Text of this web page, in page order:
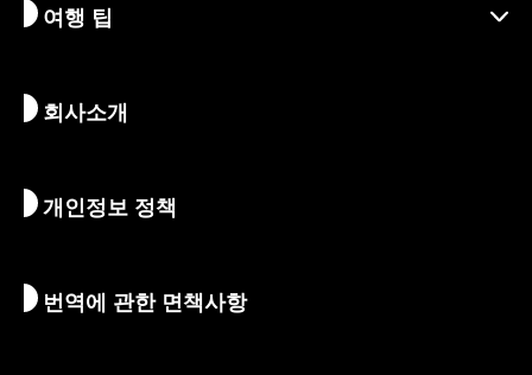
지속가능한 관광
액티비티
예술 & 문화
아침 & 밤
숙박 시설
목적지
여정
여행 팁
교토 둘러보기
지도 및 도구
통역 가이드
회사소개
개인정보 정책
번역에 관한 면책사항